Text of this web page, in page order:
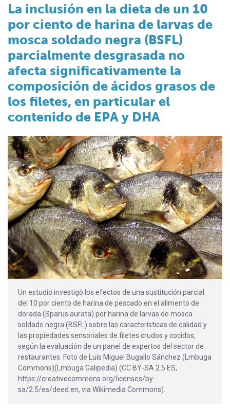
La inclusión en la dieta de un 10
por ciento de harina de larvas de
mosca soldado negra (BSFL)
parcialmente desgrasada no
afecta significativamente la
composición de ácidos grasos de
los filetes, en particular el
contenido de EPA y DHA
Un estudio investigó los efectos de una sustitución parcial
del 10 por ciento de harina de pescado en el alimento de
dorada (Sparus aurata) por harina de larvas de mosca
soldado negra (BSFL) sobre las características de calidad y
las propiedades sensoriales de filetes crudos y cocidos,
según la evaluación de un panel de expertos del sector de
restaurantes. Foto de Luis Miguel Bugallo Sánchez (Lmbuga
Commons)(Lmbuga Galipedia) (CC BY-SA 2.5 ES,
https://creativecommons.org/licenses/by-
sa/2.5/es/deed.en, via Wikimedia Commons).